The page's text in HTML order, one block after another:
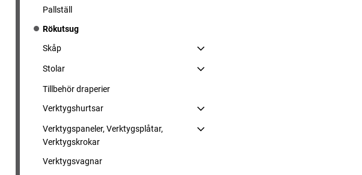
Pallställ
Rökutsug
Skåp
Stolar
Tillbehör draperier
Verktygshurtsar
Verktygspaneler, Verktygsplåtar,
Verktygskrokar
Verktygsvagnar